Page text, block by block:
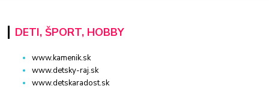
DETI, ŠPORT, HOBBY
www.kamenik.sk
www.detsky-raj.sk
www.detskaradost.sk